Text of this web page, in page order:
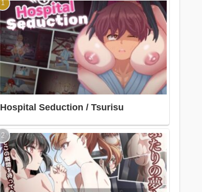
Hospital Seduction / Tsurisu